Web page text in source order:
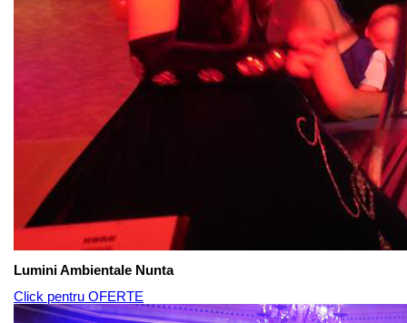
Lumini Ambientale Nunta
Click pentru OFERTE